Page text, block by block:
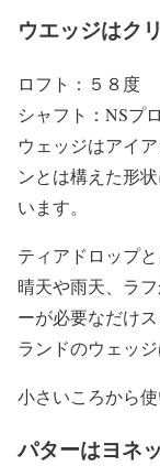
ウエッジはク
ロフト：５８度
シャフト：NSプ
ウェッジはアイ
ンとは構えた形
います。
ティアドロップ
晴天や雨天、ラ
ーが必要なだけ
ランドのウェッ
小さいころから
パターはヨネ